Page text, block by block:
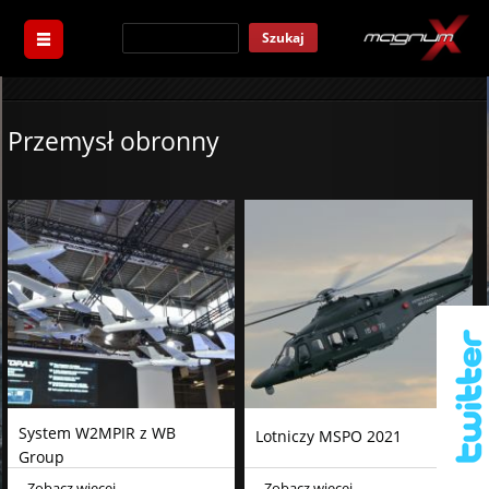
Szukaj
Przemysł obronny
System W2MPIR z WB
Group
Lotniczy MSPO 2021